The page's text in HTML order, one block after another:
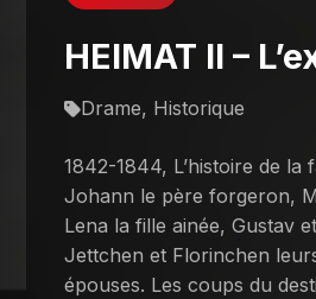
HEIMAT II –
Drame, Historique
1842-1844, L’histoire de la
Johann le père forgeron,
Lena la fille ainée, Gustav
Jettchen et Florinchen
épouses. Les coups du